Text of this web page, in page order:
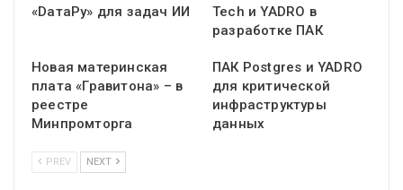
«DатаРу» для задач ИИ
Tech и YADRO в
разработке ПАК
Новая материнская
плата «Гравитона» – в
реестре
Минпромторга
ПАК Postgres и YADRO
для критической
инфраструктуры
данных
PREV NEXT